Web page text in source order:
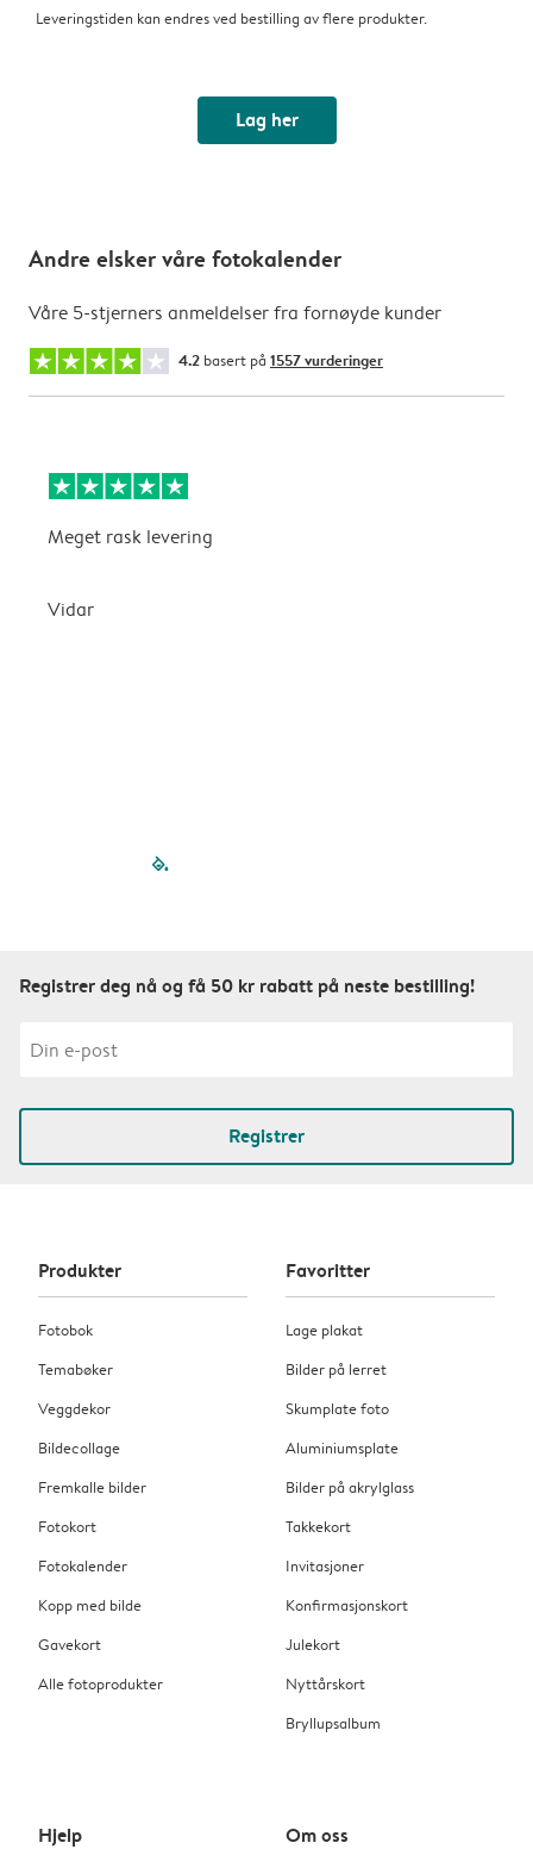
Leveringstiden kan endres ved bestilling av flere produkter.
Lag her
Andre elsker våre fotokalender
Våre 5-stjerners anmeldelser fra fornøyde kunder
4.2 basert på 1557 vurderinger
Meget rask levering
Vidar
filled-pagination
Registrer deg nå og få 50 kr rabatt på neste bestilling!
Registrer
Produkter
Fotobok
Temabøker
Veggdekor
Bildecollage
Fremkalle bilder
Fotokort
Fotokalender
Kopp med bilde
Gavekort
Alle fotoprodukter
Favoritter
Lage plakat
Bilder på lerret
Skumplate foto
Aluminiumsplate
Bilder på akrylglass
Takkekort
Invitasjoner
Konfirmasjonskort
Julekort
Nyttårskort
Bryllupsalbum
Hjelp Om oss